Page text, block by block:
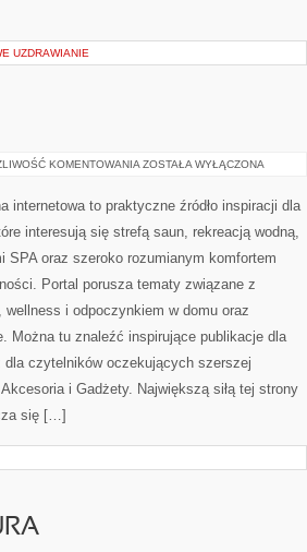
UZDRAWIANIE
KOMENTOWANIA RYTUAŁY
ZOSTAŁA WYŁĄCZONA
internetowa to praktyczne źródło inspiracji dla
interesują się strefą saun, rekreacją wodną,
SPA oraz szeroko rozumianym komfortem
Portal porusza tematy związane z
wellness i odpoczynkiem w domu oraz
Można tu znaleźć inspirujące publikacje dla
czytelników oczekujących szerszej
i Gadżety. Największą siłą tej strony
się […]